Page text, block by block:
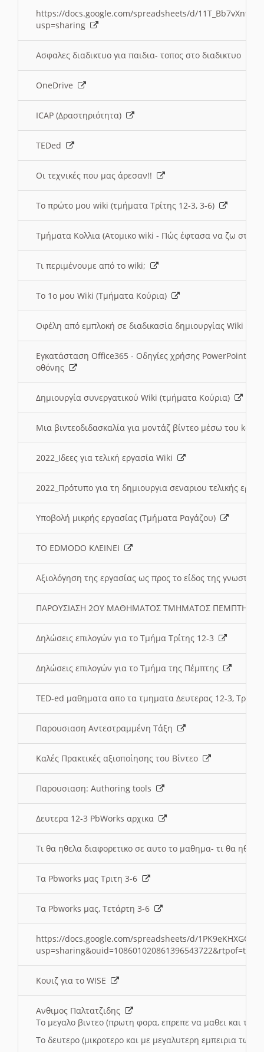
https://docs.google.com/spreadsheets/d/
usp=sharing
Ασφαλες διαδικτυο για παιδια- τοπος στο διαδικτυο
OneDrive
ICAP (Δραστηριότητα)
TEDed
Οι τεχνικές που μας άρεσαν!!
Το πρώτο μου wiki (τμήματα Τρίτης 12-3, 3-6)
Τμήματα Κολλια (Ατομικο wiki - Πώς έφτασα να ζω στην
Τι περιμένουμε από το wiki;
Το 1ο μου Wiki (Τμήματα Κούρια)
Οφέλη από εμπλοκή σε διαδικασία δημιουργίας Wiki
Εγκατάσταση Office365 - Οδηγίες χρήσης PowerPoint
οθόνης
Δημιουργία συνεργατικού Wiki (τμήματα Κούρια)
Μια βιντεοδιδασκαλία για μοντάζ βίντεο μέσω του
2022_Ιδεες για τελική εργασία Wiki
2022_Πρότυπο για τη δημιουργια σεναριου τελικής
Υποβολή μικρής εργασίας (Τμήματα Ραγάζου)
ΤΟ EDMODO ΚΛΕΙΝΕΙ
Αξιολόγηση της εργασίας ως προς το είδος της
ΠΑΡΟΥΣΙΑΣΗ 2ΟΥ ΜΑΘΗΜΑΤΟΣ ΤΜΗΜΑΤΟΣ
Δηλώσεις επιλογών για το Τμήμα Τρίτης 12-3
Δηλώσεις επιλογών για το Τμήμα της Πέμπτης
TED-ed μαθηματα απο τα τμηματα Δευτερας 12-3,
Παρουσιαση Αντεστραμμένη Τάξη
Καλές Πρακτικές αξιοποίησης του Βίντεο
Παρουσιαση: Authoring tools
Δευτερα 12-3 PbWorks αρχικα
Τι θα ηθελα διαφορετικο σε αυτο το μαθημα- τι θα
Τα Pbworks μας Τριτη 3-6
Τα Pbworks μας, Τετάρτη 3-6
https://docs.google.com/spreadsheets/d/
Κουιζ για το WISE
Ανθιμος Παλτατζιδης
Το μεγαλο βιντεο (πρωτη φορα, επρεπε να μαθει και το
Το δευτερο (μικροτερο και με μεγαλυτερη εμπειρια